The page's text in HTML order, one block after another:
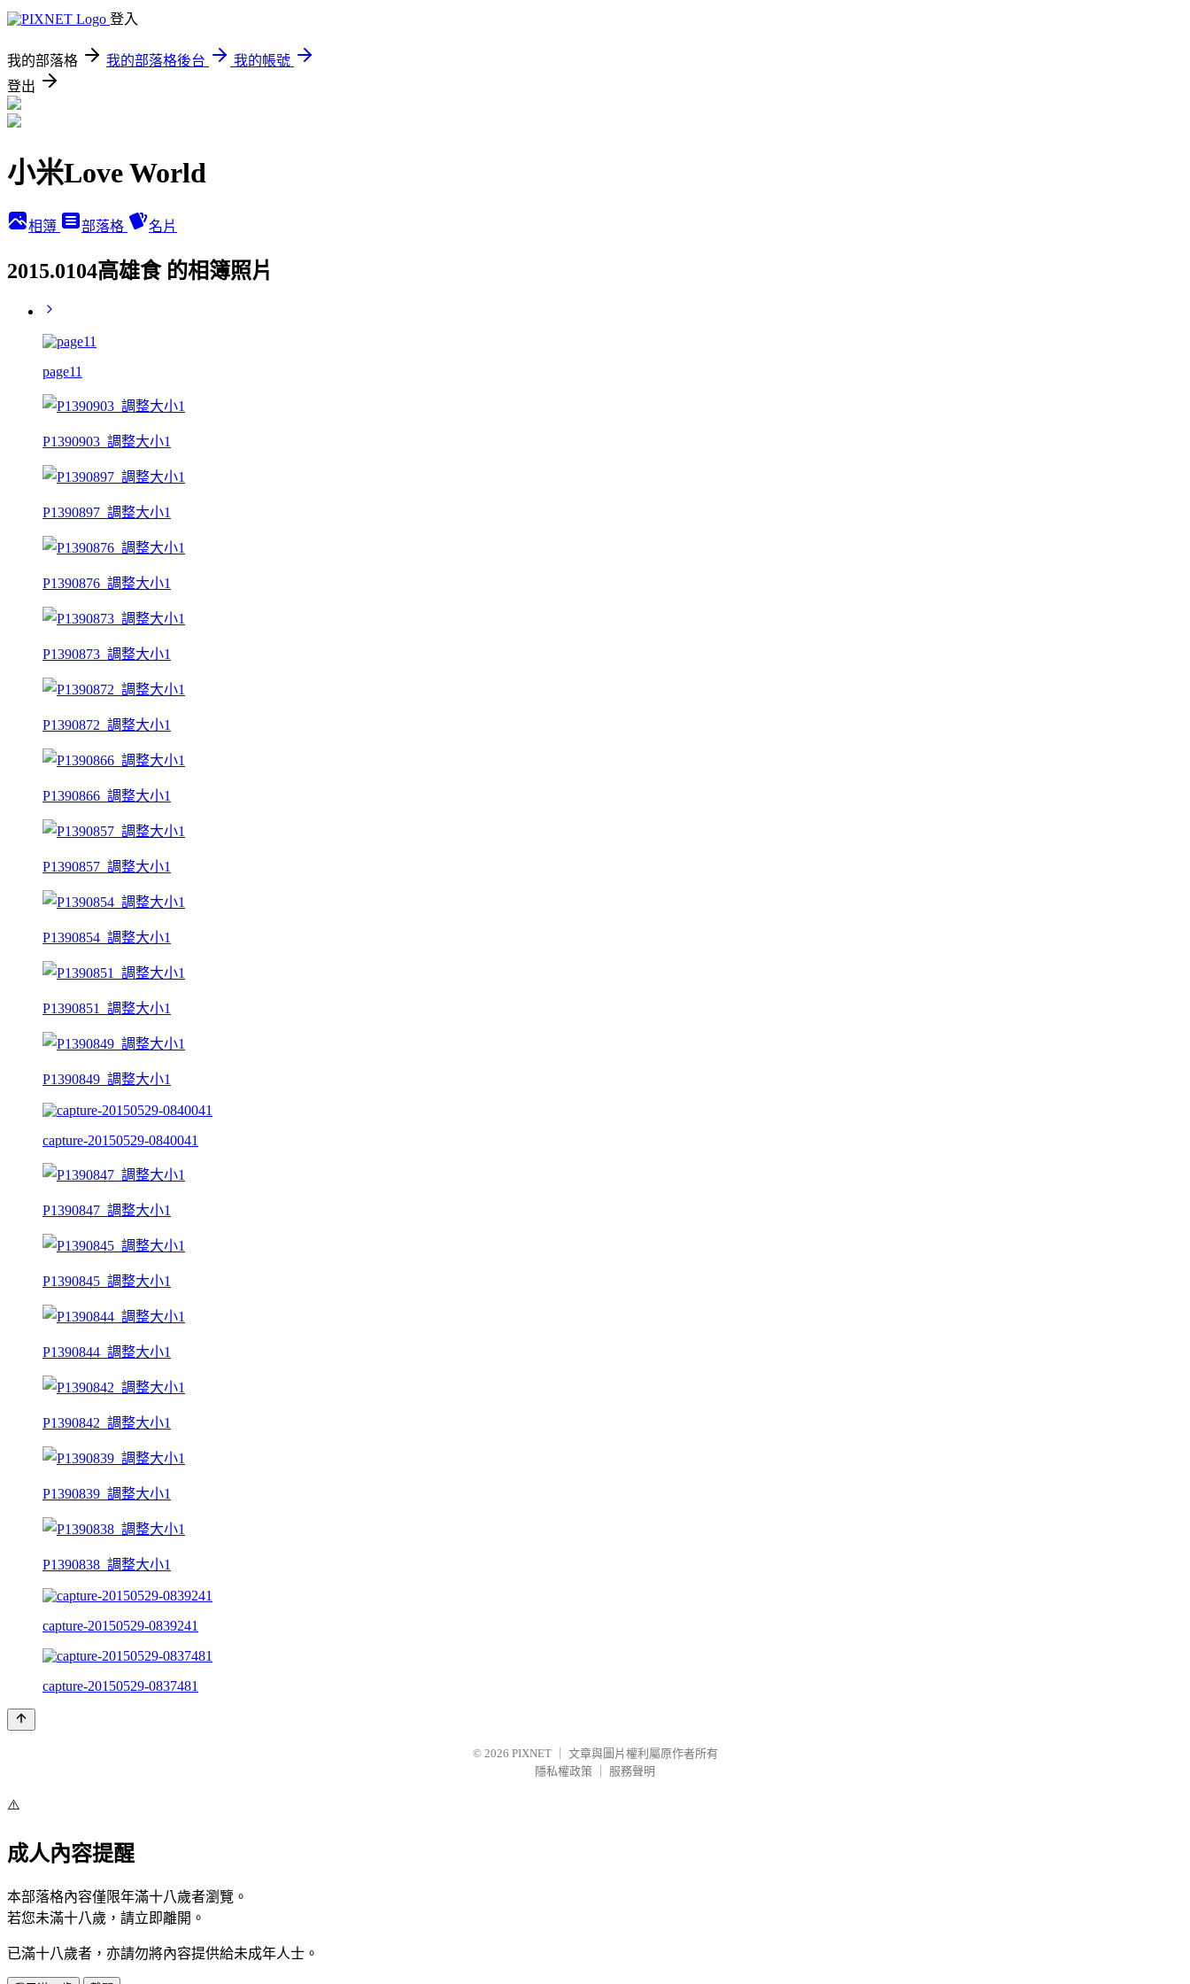
登入
我的部落格 我的部落格後台
我的帳號
登出
小米Love World
相簿 部落格 名片
2015.0104高雄食 的相簿照片
page11
P1390903_調整大小1
P1390897_調整大小1
P1390876_調整大小1
P1390873_調整大小1
P1390872_調整大小1
P1390866_調整大小1
P1390857_調整大小1
P1390854_調整大小1
P1390851_調整大小1
P1390849_調整大小1
capture-20150529-0840041
P1390847_調整大小1
P1390845_調整大小1
P1390844_調整大小1
P1390842_調整大小1
P1390839_調整大小1
P1390838_調整大小1
capture-20150529-0839241
capture-20150529-0837481
© 2026 PIXNET
文章與圖片權利屬原作者所有
隱私權政策
服務聲明
⚠️
成人內容提醒
本部落格內容僅限年滿十八歲者瀏覽。
若您未滿十八歲，請立即離開。
已滿十八歲者，亦請勿將內容提供給未成年人士。